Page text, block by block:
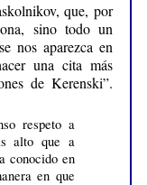
que, por
sino todo un
nos aparezca en
una cita más
de Kerenski”.
respeto a
alto que a
conocido en
en que